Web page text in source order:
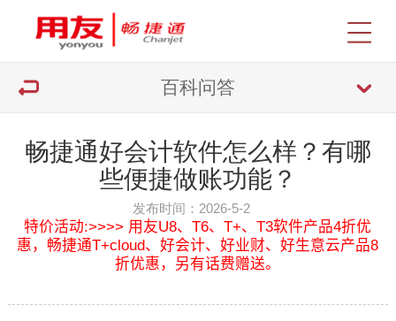
百科问答
畅捷通好会计软件怎么样？有哪
些便捷做账功能？
发布时间：2026-5-2
特价活动:>>>> 用友U8、T6、T+、T3软件产品4折优
惠，畅捷通T+cloud、好会计、好业财、好生意云产品8
折优惠，另有话费赠送。